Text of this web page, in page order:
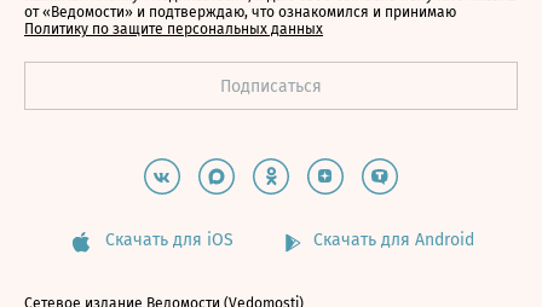
от «Ведомости» и подтверждаю, что ознакомился и принимаю
Политику по защите персональных данных
Скачать для iOS Скачать для Android
Сетевое издание Ведомости (Vedomosti)